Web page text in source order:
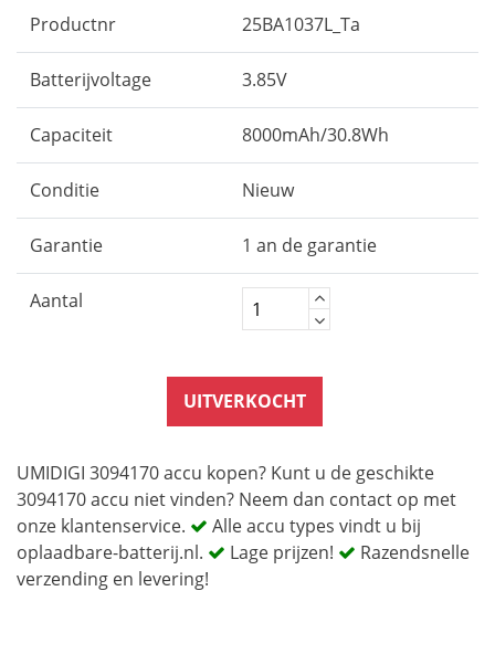
Productnr 25BA1037L_Ta
Batterijvoltage 3.85V
Capaciteit 8000mAh/30.8Wh
Conditie Nieuw
Garantie 1 an de garantie
Aantal
UITVERKOCHT
UMIDIGI 3094170 accu kopen? Kunt u de geschikte
3094170 accu niet vinden? Neem dan contact op met
onze klantenservice.
Alle accu types vindt u bij
oplaadbare-batterij.nl.
Lage prijzen!
Razendsnelle
verzending en levering!